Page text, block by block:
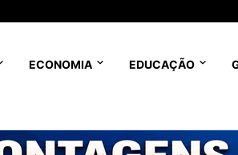
ECONOMIA EDUCAÇÃO